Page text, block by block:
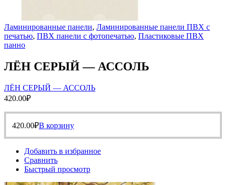
Ламинированные панели, Ламинированные панели ПВХ с
печатью, ПВХ панели с фотопечатью, Пластиковые ПВХ
панно
ЛЁН СЕРЫЙ — АССОЛЬ
ЛЁН СЕРЫЙ — АССОЛЬ
420.00₽
420.00₽В корзину
Добавить в избранное
Сравнить
Быстрый просмотр